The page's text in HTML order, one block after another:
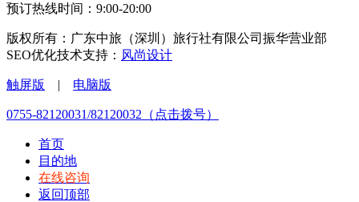
预订热线时间：9:00-20:00
版权所有：广东中旅（深圳）旅行社有限公司振华营业部
SEO优化技术支持： 风尚设计
触屏版 | 电脑版
0755-82120031/82120032（点击拨号）
首页
目的地
在线咨询
返回顶部